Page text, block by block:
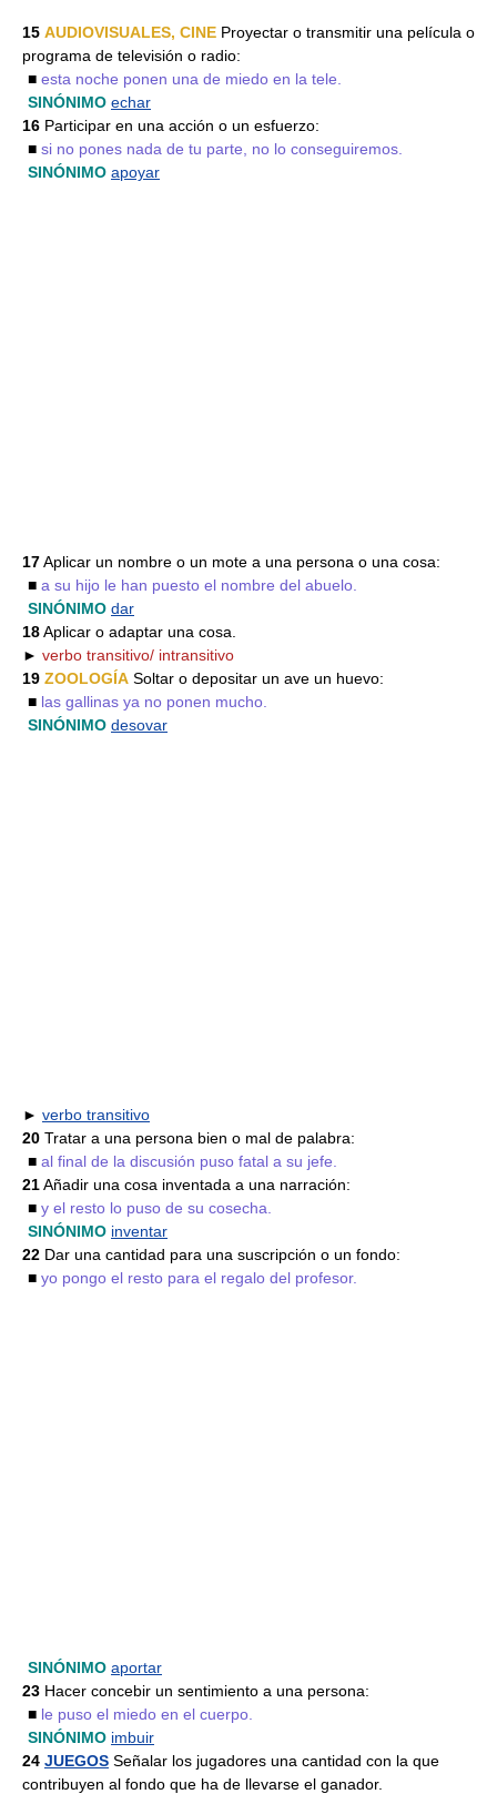
15 AUDIOVISUALES, CINE Proyectar o transmitir una película o
programa de televisión o radio:
■ esta noche ponen una de miedo en la tele.
SINÓNIMO echar
16 Participar en una acción o un esfuerzo:
■ si no pones nada de tu parte, no lo conseguiremos.
SINÓNIMO apoyar
17Aplicar un nombre o un mote a una persona o una cosa:
■ a su hijo le han puesto el nombre del abuelo.
SINÓNIMO dar
18Aplicar o adaptar una cosa.
► verbo transitivo/ intransitivo
19 ZOOLOGÍA Soltar o depositar un ave un huevo:
■ las gallinas ya no ponen mucho.
SINÓNIMO desovar
► verbo transitivo
20 Tratar a una persona bien o mal de palabra:
■ al final de la discusión puso fatal a su jefe.
21Añadir una cosa inventada a una narración:
■ y el resto lo puso de su cosecha.
SINÓNIMO inventar
22 Dar una cantidad para una suscripción o un fondo:
■ yo pongo el resto para el regalo del profesor.
SINÓNIMO aportar
23 Hacer concebir un sentimiento a una persona:
■ le puso el miedo en el cuerpo.
SINÓNIMO imbuir
24 JUEGOS Señalar los jugadores una cantidad con la que
contribuyen al fondo que ha de llevarse el ganador.